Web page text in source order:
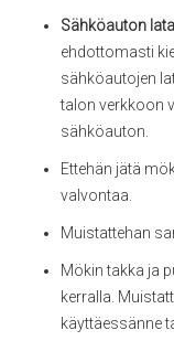
Sähköauton
ehdottomasti
sähköautojen
talon verkkoon
sähköauton.
Ettehän jätä
valvontaa.
Muistattehan
Mökin takka ja
kerralla.
käyttäessänne